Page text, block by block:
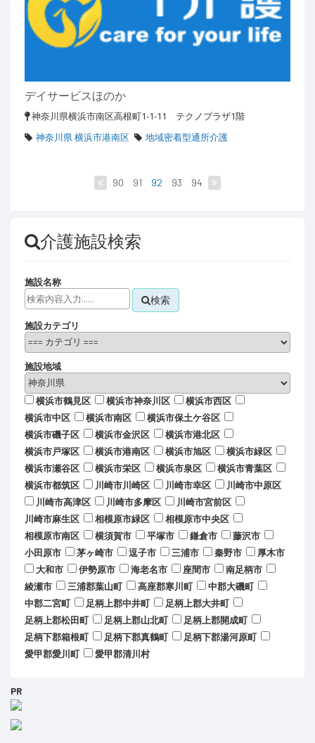
デイサービスほのか
神奈川県横浜市南区高根町1-1-11 テクノプラザ1階
神奈川県 横浜市港南区
地域密着型通所介護
90 91 92 93 94
介護施設検索
施設名称
検索
施設カテゴリ
施設地域
横浜市鶴見区 横浜市神奈川区
横浜市西区
横浜市中区
横浜市南区
横浜市保土ケ谷区
横浜市磯子区
横浜市金沢区
横浜市港北区
横浜市戸塚区
横浜市港南区 横浜市旭区
横浜市緑区
横浜市瀬谷区
横浜市栄区 横浜市泉区
横浜市青葉区
横浜市都筑区
川崎市川崎区 川崎市幸区
川崎市中原区
川崎市高津区
川崎市多摩区
川崎市宮前区
川崎市麻生区
相模原市緑区
相模原市中央区
相模原市南区
横須賀市 平塚市 鎌倉市
藤沢市
小田原市
茅ヶ崎市 逗子市 三浦市 秦野市
厚木市
大和市
伊勢原市 海老名市 座間市
南足柄市
綾瀬市
三浦郡葉山町 高座郡寒川町
中郡大磯町
中郡二宮町
足柄上郡中井町
足柄上郡大井町
足柄上郡松田町
足柄上郡山北町
足柄上郡開成町
足柄下郡箱根町
足柄下郡真鶴町
足柄下郡湯河原町
愛甲郡愛川町
愛甲郡清川村
PR